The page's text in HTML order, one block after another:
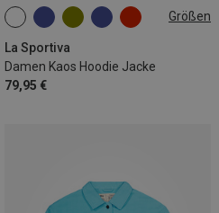
Größen
La Sportiva
Damen Kaos Hoodie Jacke
79,95 €
XS S M